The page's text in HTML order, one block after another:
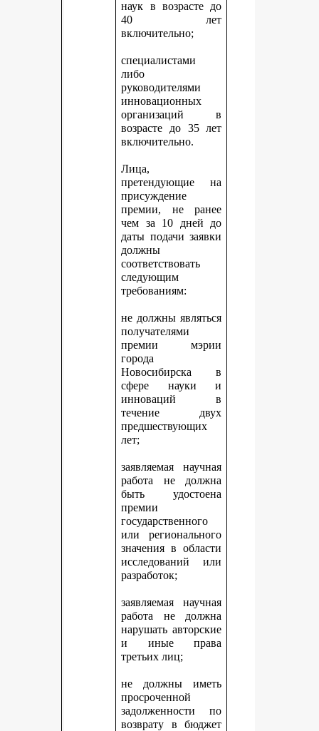
наук в возрасте до
40 лет
включительно;
специалистами
либо
руководителями
инновационных
организаций в
возрасте до 35 лет
включительно.
Лица,
претендующие на
присуждение
премии, не ранее
чем за 10 дней до
даты подачи заявки
должны
соответствовать
следующим
требованиям:
не должны являться
получателями
премии мэрии
города
Новосибирска в
сфере науки и
инноваций в
течение двух
предшествующих
лет;
заявляемая научная
работа не должна
быть удостоена
премии
государственного
или регионального
значения в области
исследований или
разработок;
заявляемая научная
работа не должна
нарушать авторские
и иные права
третьих лиц;
не должны иметь
просроченной
задолженности по
возврату в бюджет